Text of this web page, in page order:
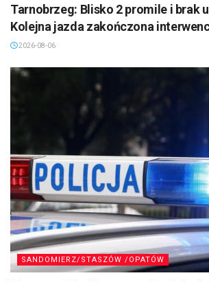
Tarnobrzeg: Blisko 2 promile i brak
Kolejna jazda zakończona
2026-08-06
SANDOMIERZ/STASZÓW /OPATÓW